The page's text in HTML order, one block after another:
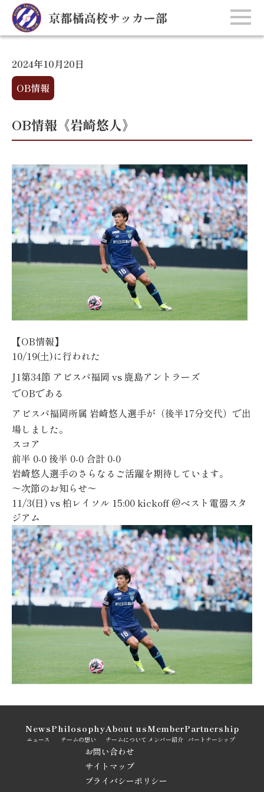
2024年10月20日
OB情報
OB情報《岩崎悠人》
【OB情報】
10/19(土)に行われた
J1第34節 アビスパ福岡 vs 鹿島アントラーズ
でOBである
アビスパ福岡所属 岩崎悠人選手が（後半17分交代）で出
場しました。
スコア
前半 0-0 後半 0-0 合計 0-0
岩崎悠人選手のさらなるご活躍を期待しています。
〜次節のお知らせ〜
11/3(日) vs 柏レイソル 15:00 kickoff @ベスト電器スタ
ジアム
ニュース
News
チームの想い
Philosophy
チームについて
About us
メンバー紹介
Member
パートナーシップ
Partnership
お問い合わせ
サイトマップ
プライバシーポリシー